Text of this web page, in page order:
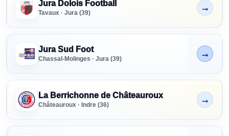
Jura Dolois Football
Tavaux · Jura (39)
Non indiqué
→
Jura Sud Foot
Chassal-Molinges · Jura (39)
En cours
→
La Berrichonne de Châteauroux
Châteauroux · Indre (36)
Non indiqué
→